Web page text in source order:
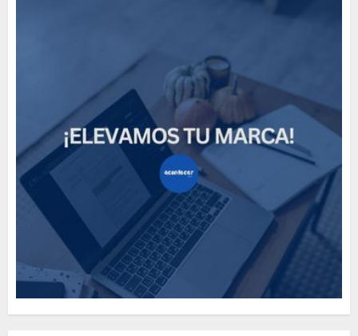
How Many of These Italian